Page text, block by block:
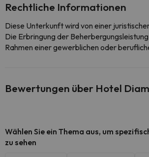
Rechtliche Informationen
Diese Unterkunft wird von einer
Die Erbringung der
Rahmen einer gewerblichen oder
Bewertungen über Hotel
Wählen Sie ein Thema aus, um
zu sehen